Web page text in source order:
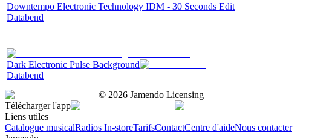
Downtempo Electronic Technology IDM - 30 Seconds Edit
Databend
Dark Electronic Pulse Background
Databend
© 2026 Jamendo Licensing
Télécharger l'app
Liens utiles
Catalogue musicalRadios In-storeTarifsContactCentre d'aideNous contacter